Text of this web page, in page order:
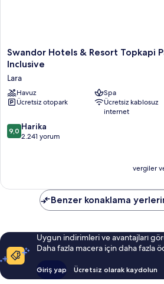
Swandor
Hotels
Resort
Topkapi
Palace
All
Inclusive
Swandor Hotels & Resort Topkapi
Inclusive
Lara
Havuz
Spa
Ücretsiz otopark
Ücretsiz kablosuz
internet
10
üzerinden
9,0 Harika
2.241 yorum
vergiler
Benzer konaklama
Uygun indirimleri ve avantajları
Daha fazla macera için daha fazla
Giriş yap Ücretsiz olarak kaydolun